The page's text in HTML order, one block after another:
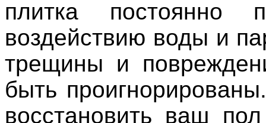
плитка постоянно
воздействию воды и
трещины и
быть
восстановить ваш